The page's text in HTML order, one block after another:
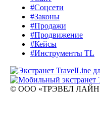
#Соцсети
#Законы
#Продажи
#Продвижение
#Кейсы
#Инструменты TL
© ООО «ТРЭВЕЛ ЛАЙН